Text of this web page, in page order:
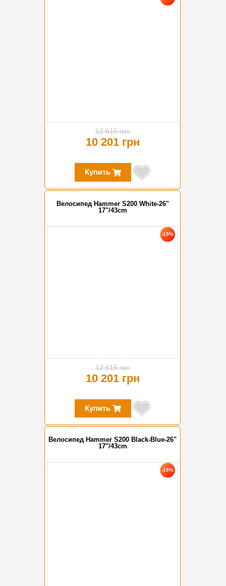
12 615 грн
10 201 грн
Купить
Велосипед Hammer S200 White-26"
17"/43cm
-19%
12 615 грн
10 201 грн
Купить
Велосипед Hammer S200 Black-Blue-26"
17"/43cm
-19%